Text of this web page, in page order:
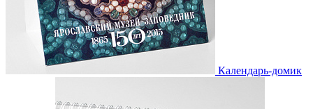
Календарь-домик